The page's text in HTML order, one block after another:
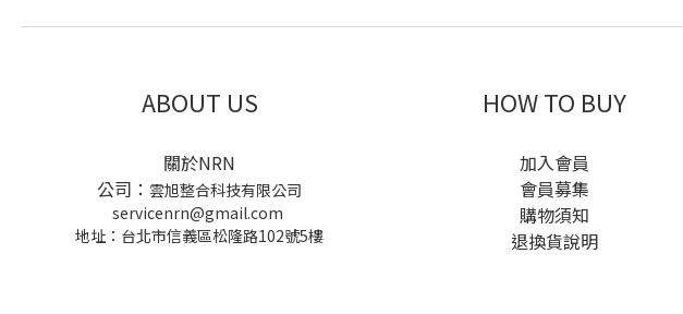
ABOUT US
關於NRN
公司： 雲旭整合科技有限公司
servicenrn@gmail.com
地址：台北市信義區松隆路102號5樓
HOW TO BUY
加入會員
會員募集
購物須知
退換貨說明